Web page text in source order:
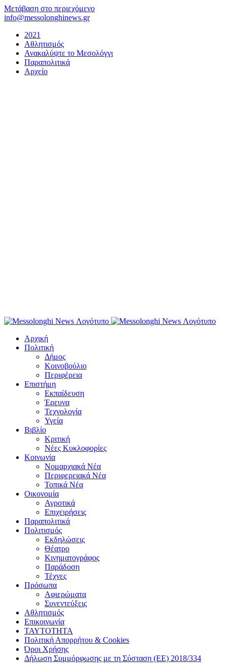
Μετάβαση στο περιεχόμενο
info@messolonghinews.gr
2021
Αθλητισμός
Ανακαλύψτε το Μεσολόγγι
Παραπολιτικά
Αρχείο
Αρχική
Πολιτική
Δήμος
Κοινοβούλιο
Περιφέρεια
Επιστήμη
Εκπαίδευση
Έρευνα
Τεχνολογία
Υγεία
Βιβλίο
Κριτική
Νέες Κυκλοφορίες
Κοινωνία
Νομαρχιακά Νέα
Περιφερειακά Νέα
Τοπικά Νέα
Οικονομία
Αγροτικά
Επιχειρήσεις
Παραπολιτικά
Πολιτισμός
Εκδηλώσεις
Θέατρο
Κινηματογράφος
Παράδοση
Τέχνες
Πρόσωπα
Αφιερώματα
Συνεντεύξεις
Αθλητισμός
Επικοινωνία
ΤΑΥΤΟΤΗΤΑ
Πολιτική Απορρήτου & Cookies
Όροι Χρήσης
Δήλωση Συμμόρφωσης με τη Σύσταση (ΕΕ) 2018/334